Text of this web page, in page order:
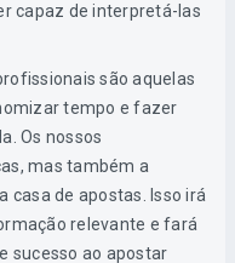
capaz de interpretá-las
são aquelas
tempo e fazer
Os nossos
mas também a
casa de apostas. Isso irá
relevante e fará
sucesso ao apostar